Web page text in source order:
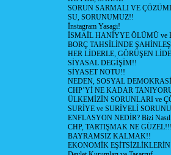
SORUN SARMALI VE
SU, SORUNUMUZ!!
İnstagram Yasagı!
İSMAİL HANİYYE ÖLÜMÜ ve
BORÇ TAHSİLİNDE
HER LİDERLE, GÖRÜŞEN
SİYASAL DEGİŞİM!!
SİYASET NOTU!!
NEDEN, SOSYAL
CHP’Yİ NE KADAR
ÜLKEMİZİN SORUNLARI ve
SURİYE ve SURİYELİ
ENFLASYON NEDİR? Bizi
CHP, TARTIŞMAK NE
BAYRAMSIZ KALMAK!!
EKONOMİK